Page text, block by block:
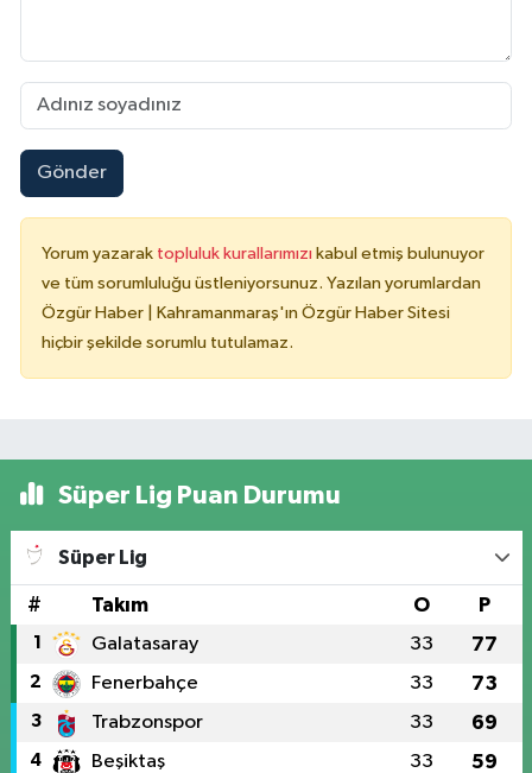
Gönder
Yorum yazarak topluluk kurallarımızı kabul etmiş bulunuyor
ve tüm sorumluluğu üstleniyorsunuz. Yazılan yorumlardan
Özgür Haber | Kahramanmaraş'ın Özgür Haber Sitesi
hiçbir şekilde sorumlu tutulamaz.
Süper Lig Puan Durumu
Süper Lig
# Takım O P
1 Galatasaray 33 77
2 Fenerbahçe 33 73
3 Trabzonspor 33 69
4 Beşiktaş 33 59